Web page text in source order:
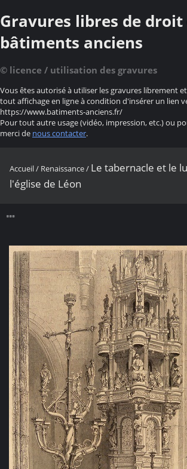
Gravures libres de droit
bâtiments anciens
© licence / utilisation des gravures
Vous êtes autorisé à utiliser les gravures librement
tout affichage en ligne à condition d'insérer un lien
https://www.batiments-anciens.fr/
Pour tout autre usage (vidéo, impression, etc.) ou
merci de nous contacter.
Accueil/ Renaissance/ Le tabernacle et le
l'église de Léon